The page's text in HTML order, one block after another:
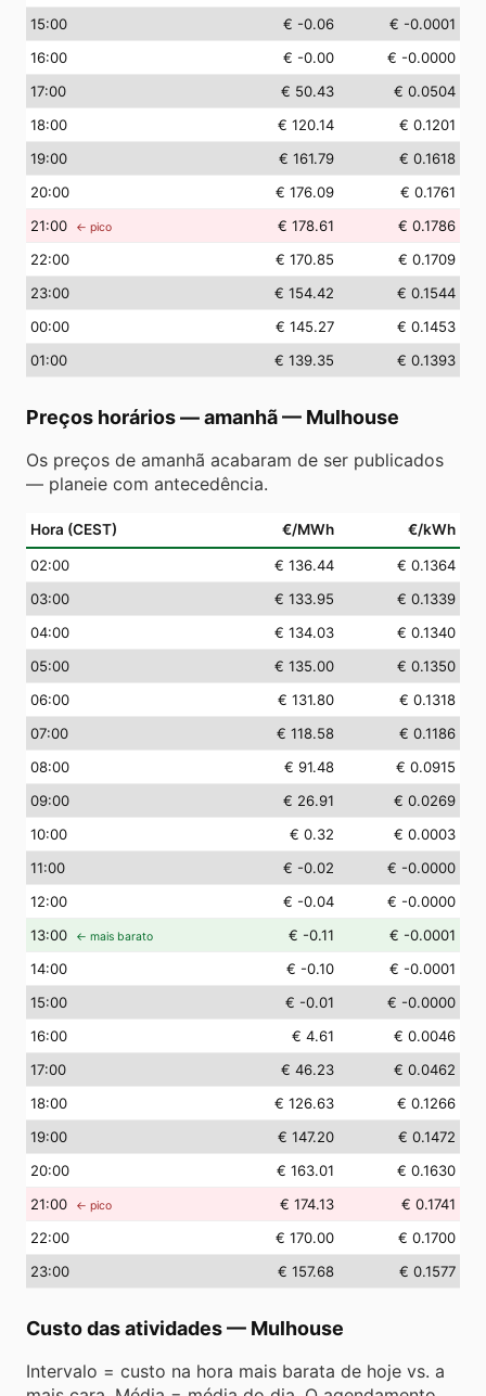
15:00 € -0.06
€ -0.0001
16:00 € -0.00
€ -0.0000
17:00 € 50.43
€ 0.0504
18:00 € 120.14
€ 0.1201
19:00 € 161.79
€ 0.1618
20:00 € 176.09
€ 0.1761
21:00 ← pico € 178.61
€ 0.1786
22:00 € 170.85
€ 0.1709
23:00 € 154.42
€ 0.1544
00:00 € 145.27
€ 0.1453
01:00 € 139.35 € 0.1393
Preços horários — amanhã— Mulhouse
Os preços de amanhã acabaram de ser publicados
— planeie com antecedência.
Hora (CEST) €/MWh €/kWh
02:00 € 136.44
€ 0.1364
03:00 € 133.95
€ 0.1339
04:00 € 134.03
€ 0.1340
05:00 € 135.00
€ 0.1350
06:00 € 131.80
€ 0.1318
07:00 € 118.58
€ 0.1186
08:00 € 91.48
€ 0.0915
09:00 € 26.91
€ 0.0269
10:00 € 0.32
€ 0.0003
11:00 € -0.02
€ -0.0000
12:00 € -0.04
€ -0.0000
13:00 ← mais barato € -0.11
€ -0.0001
14:00 € -0.10
€ -0.0001
15:00 € -0.01
€ -0.0000
16:00 € 4.61
€ 0.0046
17:00 € 46.23
€ 0.0462
18:00 € 126.63
€ 0.1266
19:00 € 147.20
€ 0.1472
20:00 € 163.01
€ 0.1630
21:00 ← pico € 174.13
€ 0.1741
22:00 € 170.00
€ 0.1700
23:00 € 157.68 € 0.1577
Custo das atividades— Mulhouse
Intervalo = custo na hora mais barata de hoje vs. a